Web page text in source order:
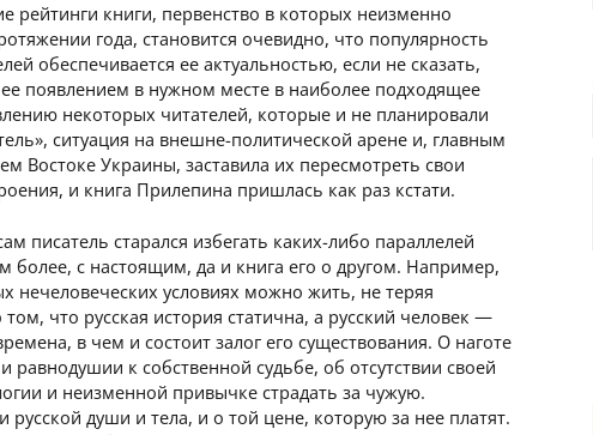
рейтинги книги, первенство в которых неизменно
года, становится очевидно, что популярность
обеспечивается ее актуальностью, если не сказать,
появлением в нужном месте в наиболее подходящее
некоторых читателей, которые и не планировали
ситуация на внешне-политической арене и, главным
Востоке Украины, заставила их пересмотреть свои
и книга Прилепина пришлась как раз кстати.
писатель старался избегать каких-либо параллелей
более, с настоящим, да и книга его о другом. Например,
нечеловеческих условиях можно жить, не теряя
что русская история статична, а русский человек —
в чем и состоит залог его существования. О наготе
равнодушии к собственной судьбе, об отсутствии своей
и неизменной привычке страдать за чужую.
души и тела, и о той цене, которую за нее платят.